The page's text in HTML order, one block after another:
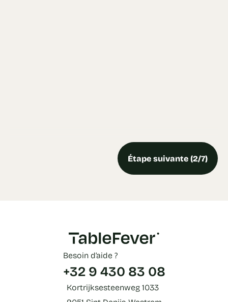
Étape suivante (2/7)
Besoin d’aide ?
+32 9 430 83 08
Kortrijksesteenweg 1033